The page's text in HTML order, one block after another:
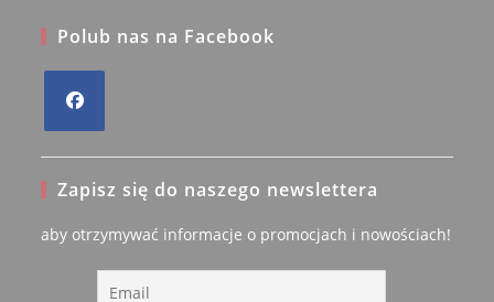
Polub nas na Facebook
a
new
Zapisz się do naszego newslettera
aby otrzymywać informacje o promocjach i nowościach!